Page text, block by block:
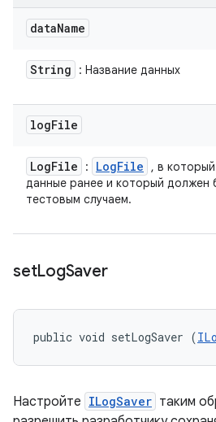
dataName
String : Название данных
logFile
LogFile : LogFile
, в
данные ранее и который должен
тестовым случаем.
setLogSaver
public void setLogSaver (
Настройте ILogSaver таким